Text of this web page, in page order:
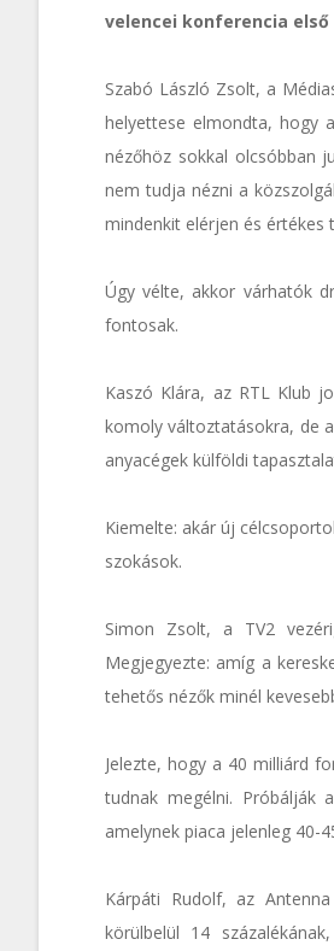
velencei konferencia
Szabó László Zsolt, a
helyettese elmondta, hogy
nézőhöz sokkal olcsóbban
nem tudja nézni a
mindenkit elérjen és értékes
Úgy vélte, akkor várhatók
fontosak.
Kaszó Klára, az RTL Klub
komoly változtatásokra, de
anyacégek külföldi
Kiemelte: akár új
szokások.
Simon Zsolt, a TV2
Megjegyezte: amíg a
tehetős nézők minél
Jelezte, hogy a 40 milliárd
tudnak megélni. Próbálják
amelynek piaca jelenleg 40-
Kárpáti Rudolf, az
körülbelül 14